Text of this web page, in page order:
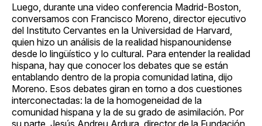
Luego, durante una video conferencia Madrid-Boston,
conversamos con Francisco Moreno, director ejecutivo
del Instituto Cervantes en la Universidad de Harvard,
quien hizo un análisis de la realidad hispanounidense
desde lo lingüístico y lo cultural. Para entender la realidad
hispana, hay que conocer los debates que se están
entablando dentro de la propia comunidad latina, dijo
Moreno. Esos debates giran en torno a dos cuestiones
interconectadas: la de la homogeneidad de la
comunidad hispana y la de su grado de asimilación. Por
su parte, Jesús Andreu Ardura director de la Fundación